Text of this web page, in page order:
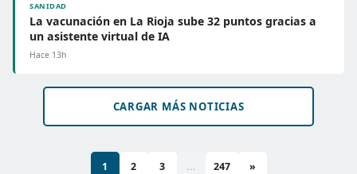
SANIDAD
La vacunación en La Rioja sube 32 puntos gracias a
un asistente virtual de IA
Hace 13h
CARGAR MÁS NOTICIAS
1 2 3 ... 247 »